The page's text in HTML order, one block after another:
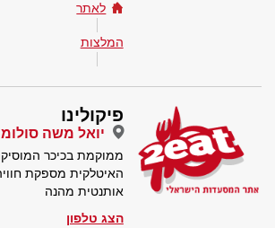
לאתר
המלצות
פיקולינו
יואל משה סולומון 12,
ממוקמת בכיכר
האיטלקית מספקת
אותנטית מהנה
הצג טלפון